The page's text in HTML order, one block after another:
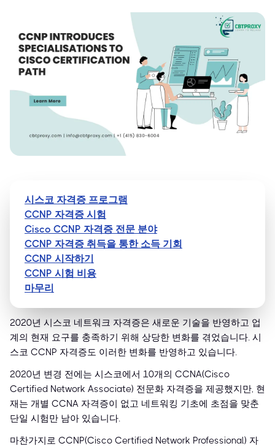
시스코 자격증 프로그램
CCNP 자격증 시험
Cisco CCNP 자격증 전문 분야
CCNP 자격증 취득을 통한 소득 기회
CCNP 시작하기
CCNP 시험 비용
마무리
2020년 시스코 네트워크 자격증은 새로운 기술을 반영하고 업
계의 현재 요구를 충족하기 위해 상당한 변화를 겪었습니다. 시
스코 CCNP 자격증도 이러한 변화를 반영하고 있습니다.
2020년 변경 전에는 시스코에서 10개의 CCNA(Cisco
Certified Network Associate) 전문화 자격증을 제공했지만, 현
재는 개별 CCNA 자격증이 없고 네트워킹 기초에 초점을 맞춘
단일 시험만 남아 있습니다.
마찬가지로 CCNP(Cisco Certified Network Professional) 자